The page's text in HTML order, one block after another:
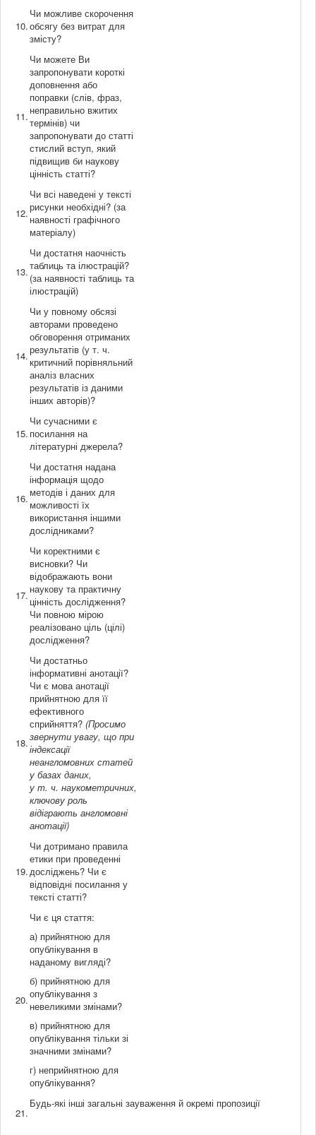
10.
Чи можливе скорочення
обсягу без витрат для
змісту?
11.
Чи можете Ви
запропонувати короткі
доповнення або
поправки (слів, фраз,
неправильно вжитих
термінів) чи
запропонувати до статті
стислий вступ, який
підвищив би наукову
цінність статті?
12.
Чи всі наведені у тексті
рисунки необхідні? (за
наявності графічного
матеріалу)
13.
Чи достатня наочність
таблиць та ілюстрацій?
(за наявності таблиць та
ілюстрацій)
14.
Чи у повному обсязі
авторами проведено
обговорення отриманих
результатів (у т. ч.
критичний порівняльний
аналіз власних
результатів із даними
інших авторів)?
15.
Чи сучасними є
посилання на
літературні джерела?
16.
Чи достатня надана
інформація щодо
методів і даних для
можливості їх
використання іншими
дослідниками?
17.
Чи коректними є
висновки? Чи
відображають вони
наукову та практичну
цінність дослідження?
Чи повною мірою
реалізовано ціль (цілі)
дослідження?
18.
Чи достатньо
інформативні анотації?
Чи є мова анотації
прийнятною для її
ефективного
сприйняття? (Просимо
звернути увагу, що при
індексації
неангломовних статей
у базах даних,
у т. ч. наукометричних,
ключову роль
відіграють англомовні
анотації)
19.
Чи дотримано правила
етики при проведенні
досліджень? Чи є
відповідні посилання у
тексті статті?
20.
Чи є ця стаття:
а) прийнятною для
опублікування в
наданому вигляді?
б) прийнятною для
опублікування з
невеликими змінами?
в) прийнятною для
опублікування тільки зі
значними змінами?
г) неприйнятною для
опублікування?
21.
Будь-які інші загальні зауваження й окремі пропозиції